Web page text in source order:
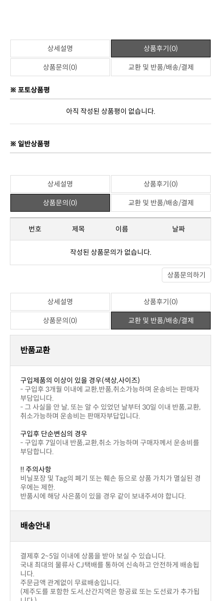
상세설명 상품후기(0)
상품문의(0) 교환 및 반품/배송/결제
※ 포토상품평
아직 작성된 상품평이 없습니다.
※ 일반상품평
상세설명 상품후기(0)
상품문의(0) 교환 및 반품/배송/결제
번호 제목 이름 날짜
작성된 상품문의가 없습니다.
상품문의하기
상세설명 상품후기(0)
상품문의(0) 교환 및 반품/배송/결제
반품교환
구입제품의 이상이 있을 경우(색상,사이즈)
부담입니다.
취소가능하며 운송비는 판매자부답입니다.
구입후 단순변심의 경우
부담합니다.
!! 주의사항
우에는 제한.
반품시에 해당 사은품이 있을 경우 같이 보내주셔야 합니다.
배송안내
결제후 2~5일 이내에 상품을 받아 보실 수 있습니다.
니다.
주문금액 관계없이 무료배송입니다.